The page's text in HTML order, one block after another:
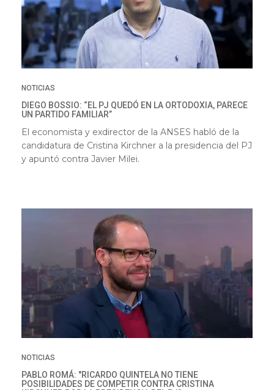
NOTICIAS
DIEGO BOSSIO: “EL PJ QUEDÓ EN LA ORTODOXIA, PARECE
UN PARTIDO FAMILIAR”
El economista y exdirector de la ANSES habló de la
candidatura de Cristina Kirchner a la presidencia del PJ
y apuntó contra Javier Milei.
NOTICIAS
PABLO ROMÁ: "RICARDO QUINTELA NO TIENE
POSIBILIDADES DE COMPETIR CONTRA CRISTINA